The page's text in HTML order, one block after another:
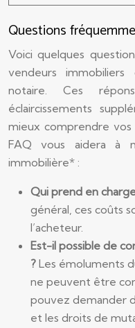
Questions
Voici quelques
vendeurs
notaire. Ces
éclaircissements
mieux comprendre
FAQ vous aidera à
immobilière* :
Qui prend en
général, ces coûts
l’acheteur.
Est-il possible de
? Les émoluments
ne peuvent être
pouvez demander
et les droits de